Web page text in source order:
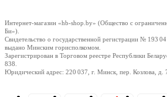
Интернет-магазин «hb-shop.by» (Общество с
Би»).
Свидетельство о государственной регистрации № 193
выдано Минским горисполкомом.
Зарегистрирован в Торговом реестре Республики
838.
Юридический адрес: 220 037, г. Минск, пер. Козлова, д.